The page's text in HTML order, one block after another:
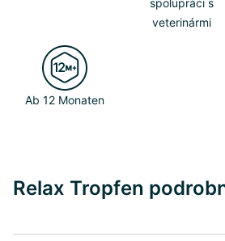
spolupráci s
veterinármi
Ab 12 Monaten
Relax Tropfen